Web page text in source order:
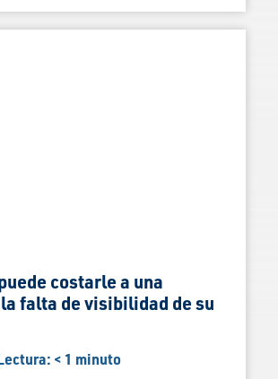
costarle a una
falta de visibilidad de su
< 1 minuto